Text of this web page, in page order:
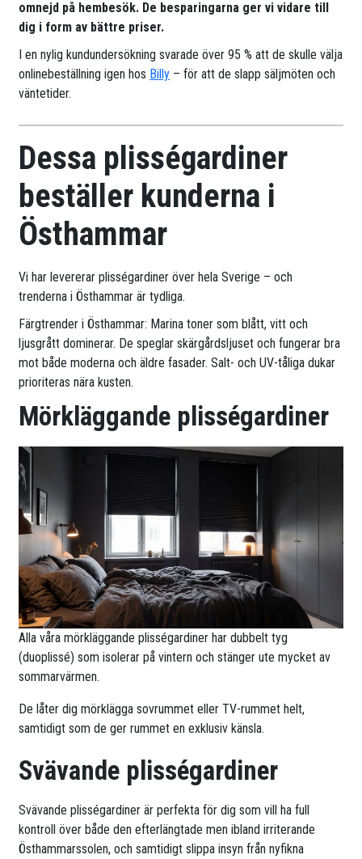
omnejd på hembesök. De besparingarna ger vi vidare till
dig i form av bättre priser.
I en nylig kundundersökning svarade över 95 % att de skulle välja
onlinebeställning igen hos Billy – för att de slapp säljmöten och
väntetider.
Dessa plisségardiner
beställer kunderna i
Östhammar
Vi har levererar plisségardiner över hela Sverige – och
trenderna i Östhammar är tydliga.
Färgtrender i Östhammar: Marina toner som blått, vitt och
ljusgrått dominerar. De speglar skärgårdsljuset och fungerar bra
mot både moderna och äldre fasader. Salt- och UV-tåliga dukar
prioriteras nära kusten.
Mörkläggande plisségardiner
Alla våra mörkläggande plisségardiner har dubbelt tyg
(duoplissé) som isolerar på vintern och stänger ute mycket av
sommarvärmen.
De låter dig mörklägga sovrummet eller TV-rummet helt,
samtidigt som de ger rummet en exklusiv känsla.
Svävande plisségardiner
Svävande plisségardiner är perfekta för dig som vill ha full
kontroll över både den efterlängtade men ibland irriterande
Östhammarssolen, och samtidigt slippa insyn från nyfikna